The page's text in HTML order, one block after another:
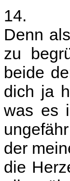
14.
Denn
zu
beide
dich ja
was es
der
die